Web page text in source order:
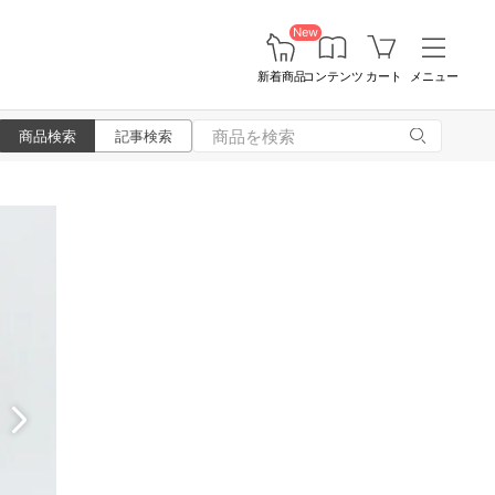
New
新着商品コンテンツ カート メニュー
商品検索 記事検索